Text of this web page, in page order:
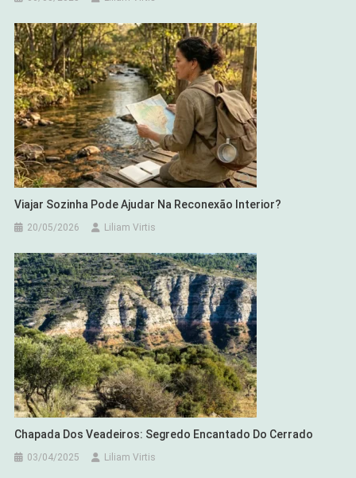
Viajar Sozinha Pode Ajudar Na Reconexão Interior?
20/05/2026 Liliam Virtis
Chapada Dos Veadeiros: Segredo Encantado Do Cerrado
03/04/2025 Liliam Virtis